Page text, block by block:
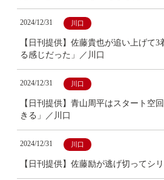
2024/12/31 川口
【日刊提供】佐藤貴也が追い上げて3
る感じだった」／川口
2024/12/31 川口
【日刊提供】青山周平はスタート空
きる」／川口
2024/12/31 川口
【日刊提供】佐藤励が逃げ切ってシ